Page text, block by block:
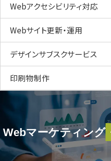
Webアクセシビリティ対応
Webサイト更新・運用
デザインサブスクサービス
印刷物制作
Webマーケティング